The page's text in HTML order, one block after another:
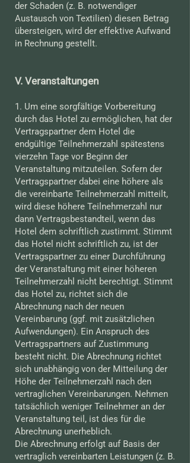
der Schaden (z. B. notwendiger
Austausch von Textilien) diesen Betrag
übersteigen, wird der effektive Aufwand
in Rechnung gestellt.
V. Veranstaltungen
1. Um eine sorgfältige Vorbereitung
durch das Hotel zu ermöglichen, hat der
Vertragspartner dem Hotel die
endgültige Teilnehmerzahl spätestens
vierzehn Tage vor Beginn der
Veranstaltung mitzuteilen. Sofern der
Vertragspartner dabei eine höhere als
die vereinbarte Teilnehmerzahl mitteilt,
wird diese höhere Teilnehmerzahl nur
dann Vertragsbestandteil, wenn das
Hotel dem schriftlich zustimmt. Stimmt
das Hotel nicht schriftlich zu, ist der
Vertragspartner zu einer Durchführung
der Veranstaltung mit einer höheren
Teilnehmerzahl nicht berechtigt. Stimmt
das Hotel zu, richtet sich die
Abrechnung nach der neuen
Vereinbarung (ggf. mit zusätzlichen
Aufwendungen). Ein Anspruch des
Vertragspartners auf Zustimmung
besteht nicht. Die Abrechnung richtet
sich unabhängig von der Mitteilung der
Höhe der Teilnehmerzahl nach den
vertraglichen Vereinbarungen. Nehmen
tatsächlich weniger Teilnehmer an der
Veranstaltung teil, ist dies für die
Abrechnung unerheblich.
Die Abrechnung erfolgt auf Basis der
vertraglich vereinbarten Leistungen (z. B.